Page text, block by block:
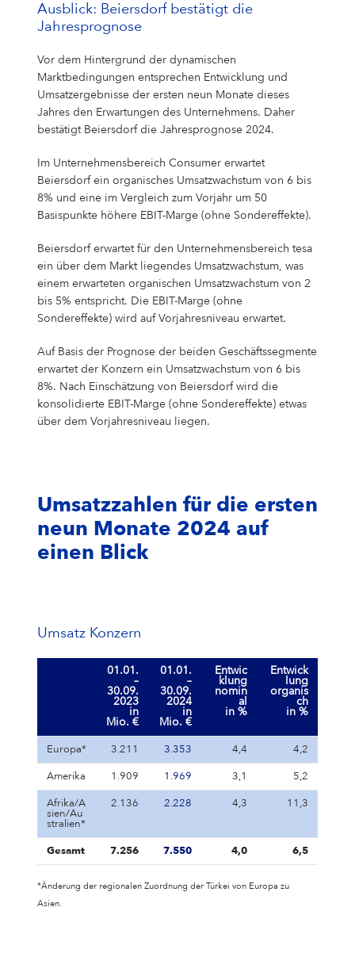
Ausblick: Beiersdorf bestätigt die
Jahresprognose
Vor dem Hintergrund der dynamischen
Marktbedingungen entsprechen Entwicklung und
Umsatzergebnisse der ersten neun Monate dieses
Jahres den Erwartungen des Unternehmens. Daher
bestätigt Beiersdorf die Jahresprognose 2024.
Im Unternehmensbereich Consumer erwartet
Beiersdorf ein organisches Umsatzwachstum von 6 bis
8% und eine im Vergleich zum Vorjahr um 50
Basispunkte höhere EBIT-Marge (ohne Sondereffekte).
Beiersdorf erwartet für den Unternehmensbereich tesa
ein über dem Markt liegendes Umsatzwachstum, was
einem erwarteten organischen Umsatzwachstum von 2
bis 5% entspricht. Die EBIT-Marge (ohne
Sondereffekte) wird auf Vorjahresniveau erwartet.
Auf Basis der Prognose der beiden Geschäftssegmente
erwartet der Konzern ein Umsatzwachstum von 6 bis
8%. Nach Einschätzung von Beiersdorf wird die
konsolidierte EBIT-Marge (ohne Sondereffekte) etwas
über dem Vorjahresniveau liegen.
Umsatzzahlen für die ersten
neun Monate 2024 auf
einen Blick
Umsatz Konzern
01.01.
–
30.09.
2023
in
Mio. €
01.01.
–
30.09.
2024
in
Mio. €
Entwic
klung
nomin
al
in %
Entwick
lung
organis
ch
in %
Europa* 3.211 3.353 4,4 4,2
Amerika 1.909 1.969 3,1 5,2
Afrika/A
sien/Au
stralien*
2.136 2.228 4,3 11,3
Gesamt 7.256 7.550 4,0 6,5
*Änderung der regionalen Zuordnung der Türkei von Europa zu
Asien.